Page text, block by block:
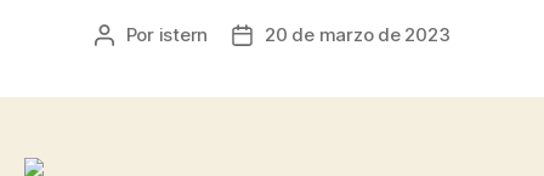
Autor
Por istern
Fecha20 de marzo de 2023